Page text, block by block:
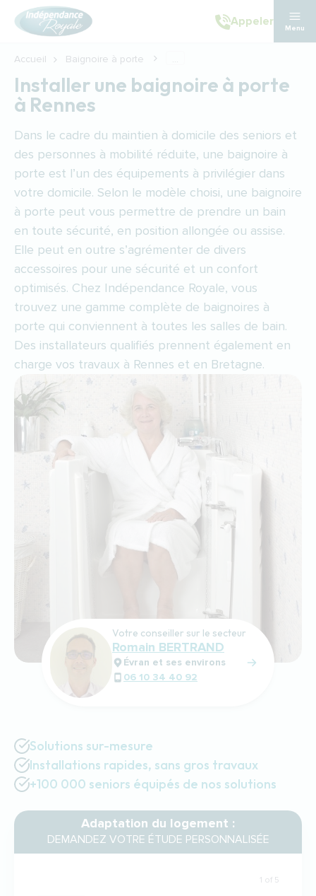
Aller au contenu principal
Appeler
Menu
Accueil Baignoire à porte ...
Installer une baignoire à porte
à Rennes
Dans le cadre du maintien à domicile des seniors et
des personnes à mobilité réduite, une baignoire à
porte est l’un des équipements à privilégier dans
votre domicile. Selon le modèle choisi, une baignoire
à porte peut vous permettre de prendre un bain
en toute sécurité, en position allongée ou assise.
Elle peut en outre s’agrémenter de divers
accessoires pour une sécurité et un confort
optimisés. Chez Indépendance Royale, vous
trouvez une gamme complète de baignoires à
porte qui conviennent à toutes les salles de bain.
Des installateurs qualifiés prennent également en
charge vos travaux à Rennes et en Bretagne.
Votre conseiller sur le secteur
Romain BERTRAND
Évran et ses environs
06 10 34 40 92
Solutions sur-mesure
Installations rapides, sans gros travaux
+100 000 seniors équipés de nos solutions
Adaptation du logement :
DEMANDEZ VOTRE ÉTUDE PERSONNALISÉE
1 of 5